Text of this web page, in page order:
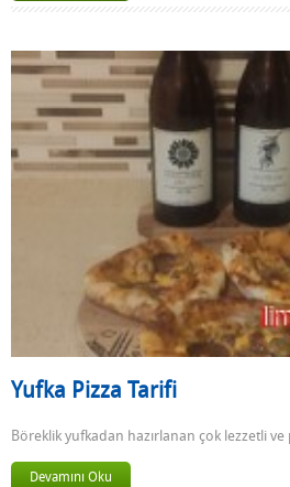
Yufka Pizza Tarifi
Böreklik yufkadan hazırlanan çok lezzetli
Devamını Oku